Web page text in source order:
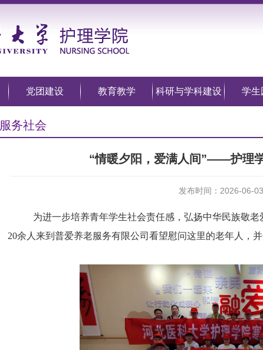
党团建设 教育教学 科研与学科建设 学生
服务社会
“情暖夕阳，爱满人间”——护理
发布时间：2026-06-
为进一步培养青年学生社会责任感，弘扬中华民族敬
20余人来到普爱养老服务有限公司看望慰问这里的老年人，